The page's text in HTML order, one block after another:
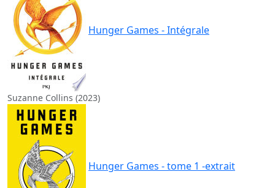
Hunger Games - Intégrale
Suzanne Collins (2023)
Hunger Games - tome 1 -extrait